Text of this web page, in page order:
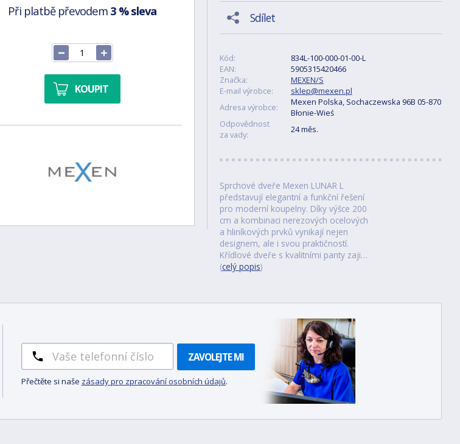
Při platbě převodem 3 % sleva
KOUPIT
Sdílet
Kód:
834L-100-000-01-00-L
EAN:
5905315420466
Značka:
MEXEN/S
E-mail výrobce:
sklep@mexen.pl
Adresa výrobce:
Mexen Polska, Sochaczewska 96B 05-870
Błonie-Wieś
Odpovědnost
za vady:
24 měs.
Sprchové dveře Mexen LUNAR L
představují elegantní a funkční řešení
pro moderní koupelny. Díky výšce 200
cm a kombinaci nerezových ocelových
a hliníkových prvků vynikají nejen
designem, ale i svou praktičností.
Křídlové dveře s kvalitními panty zaji…
(celý popis)
ZAVOLEJTE MI
Přečtěte si naše zásady pro zpracování osobních údajů.